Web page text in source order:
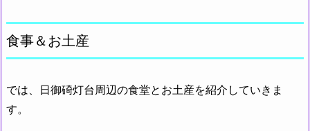
食事＆お土産
では、日御碕灯台周辺の食堂とお土産を紹介していきま
す。